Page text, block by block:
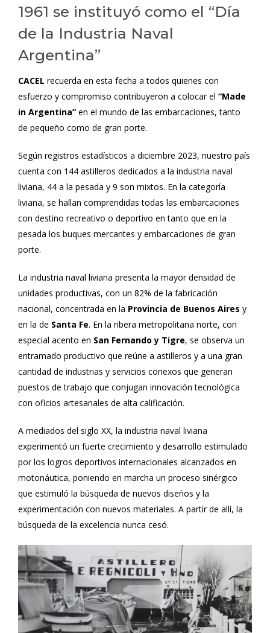
1961 se instituyó como el “Día
de la Industria Naval
Argentina”
CACEL recuerda en esta fecha a todos quienes con
esfuerzo y compromiso contribuyeron a colocar el “Made
in Argentina” en el mundo de las embarcaciones, tanto
de pequeño como de gran porte.
Según registros estadísticos a diciembre 2023, nuestro país
cuenta con 144 astilleros dedicados a la industria naval
liviana, 44 a la pesada y 9 son mixtos. En la categoría
liviana, se hallan comprendidas todas las embarcaciones
con destino recreativo o deportivo en tanto que en la
pesada los buques mercantes y embarcaciones de gran
porte.
La industria naval liviana presenta la mayor densidad de
unidades productivas, con un 82% de la fabricación
nacional, concentrada en la Provincia de Buenos Aires y
en la de Santa Fe. En la ribera metropolitana norte, con
especial acento en San Fernando y Tigre, se observa un
entramado productivo que reúne a astilleros y a una gran
cantidad de industrias y servicios conexos que generan
puestos de trabajo que conjugan innovación tecnológica
con oficios artesanales de alta calificación.
A mediados del siglo XX, la industria naval liviana
experimentó un fuerte crecimiento y desarrollo estimulado
por los logros deportivos internacionales alcanzados en
motonáutica, poniendo en marcha un proceso sinérgico
que estimuló la búsqueda de nuevos diseños y la
experimentación con nuevos materiales. A partir de allí, la
búsqueda de la excelencia nunca cesó.